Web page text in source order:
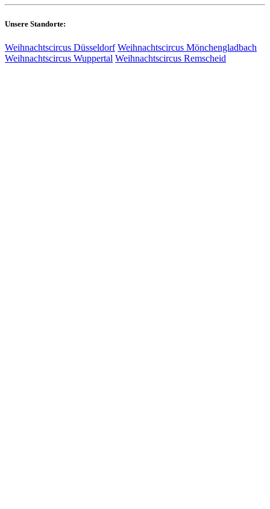
Unsere Standorte:
Weihnachtscircus Düsseldorf Weihnachtscircus Mönchengladbach
Weihnachtscircus Wuppertal Weihnachtscircus Remscheid